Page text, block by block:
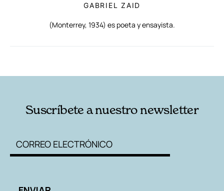
GABRIEL ZAID
(Monterrey, 1934) es poeta y ensayista.
Suscríbete a nuestro newsletter